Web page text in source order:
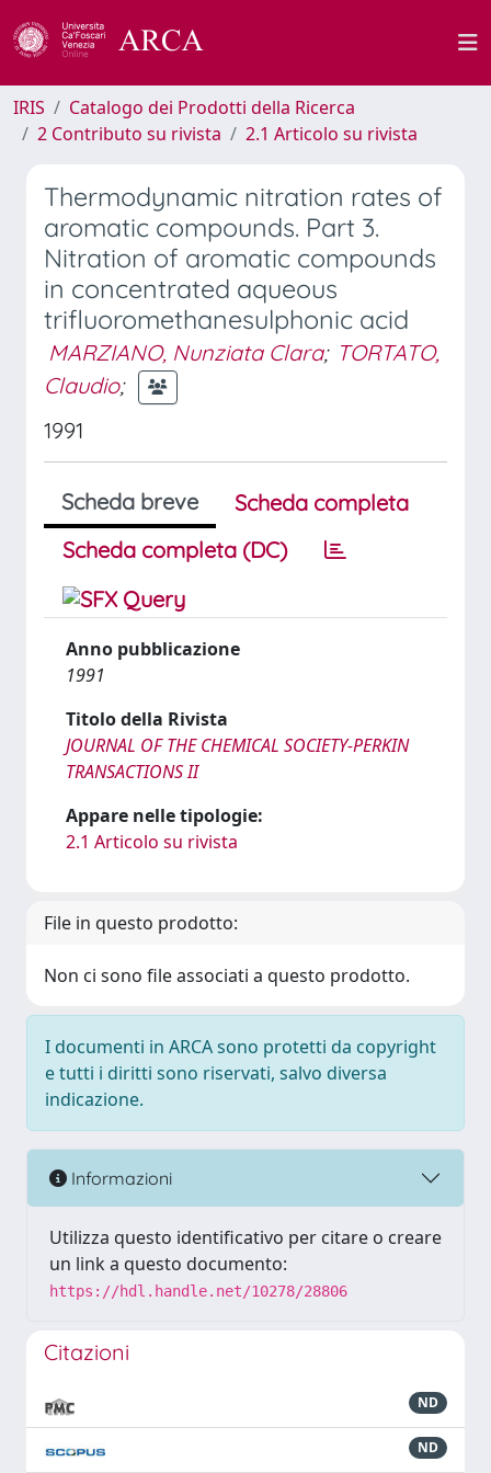
IRIS
Catalogo dei Prodotti della Ricerca
2 Contributo su rivista
2.1 Articolo su rivista
Thermodynamic nitration rates of
aromatic compounds. Part 3.
Nitration of aromatic compounds
in concentrated aqueous
trifluoromethanesulphonic acid
MARZIANO, Nunziata Clara; TORTATO,
Claudio;
1991
Scheda breve
Scheda completa
Scheda completa (DC)
Anno pubblicazione
1991
Titolo della Rivista
JOURNAL OF THE CHEMICAL SOCIETY-PERKIN
TRANSACTIONS II
Appare nelle tipologie:
2.1 Articolo su rivista
File in questo prodotto:
Non ci sono file associati a questo prodotto.
I documenti in ARCA sono protetti da copyright
e tutti i diritti sono riservati, salvo diversa
indicazione.
Informazioni
Utilizza questo identificativo per citare o creare
un link a questo documento:
https://hdl.handle.net/10278/28806
Citazioni
ND
ND